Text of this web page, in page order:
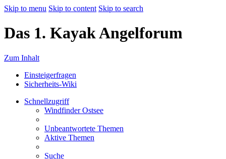
Skip to menu Skip to content Skip to search
Das 1. Kayak Angelforum
Zum Inhalt
Einsteigerfragen
Sicherheits-Wiki
Schnellzugriff
Windfinder Ostsee
Unbeantwortete Themen
Aktive Themen
Suche